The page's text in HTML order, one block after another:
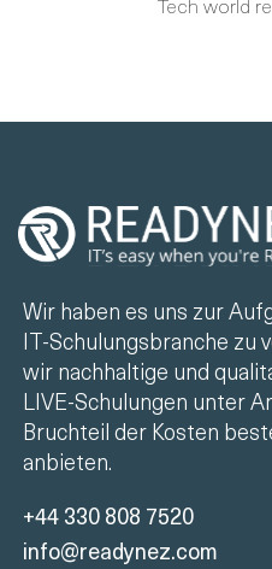
Wir haben es uns zur
IT-Schulungsbranche zu
wir nachhaltige und
LIVE-Schulungen unter
Bruchteil der Kosten
anbieten.
+44 330 808 7520
info@readynez.com